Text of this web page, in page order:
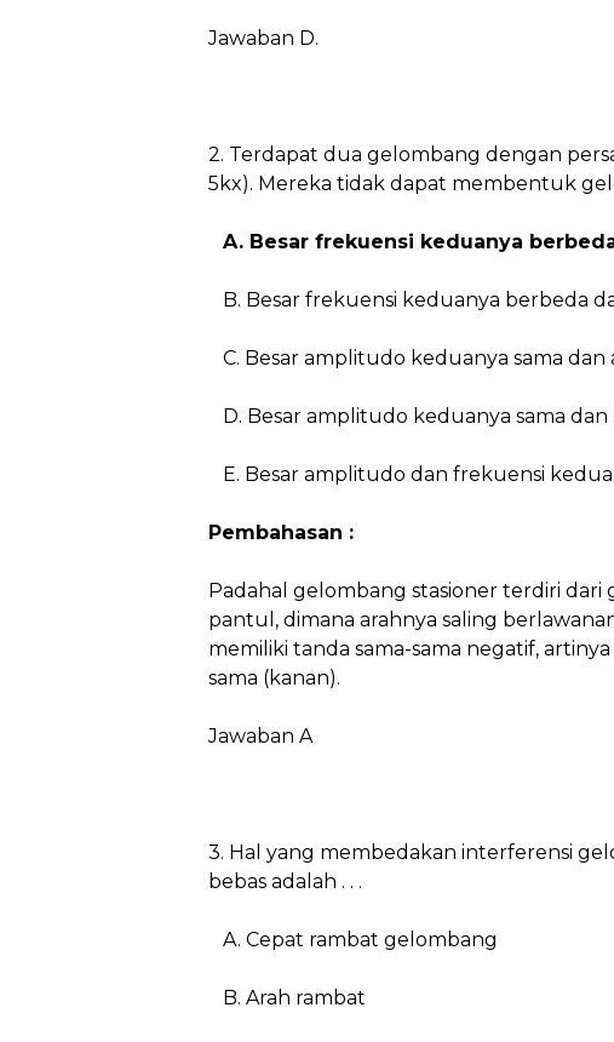
Jawaban D.
2. Terdapat dua gelombang dengan
5kx). Mereka tidak dapat membentuk
A. Besar frekuensi keduanya
B. Besar frekuensi keduanya berbeda
C. Besar amplitudo keduanya sama dan
D. Besar amplitudo keduanya sama
E. Besar amplitudo dan frekuensi
Pembahasan :
Padahal gelombang stasioner terdiri
pantul, dimana arahnya saling
memiliki tanda sama-sama negatif,
sama (kanan).
Jawaban A
3. Hal yang membedakan interferensi
bebas adalah . . .
A. Cepat rambat gelombang
B. Arah rambat